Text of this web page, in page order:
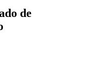
de